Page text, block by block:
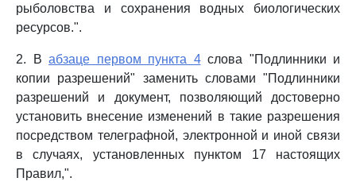
рыболовства и сохранения водных биологических
ресурсов.".
2. В абзаце первом пункта 4слова "Подлинники и
копии разрешений" заменить словами "Подлинники
разрешений и документ, позволяющий достоверно
установить внесение изменений в такие разрешения
посредством телеграфной, электронной и иной связи
в случаях, установленных пунктом 17 настоящих
Правил,".